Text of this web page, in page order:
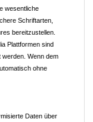
wesentliche
Schriftarten,
bereitzustellen.
Plattformen sind
Wenn dem
ohne
Daten über